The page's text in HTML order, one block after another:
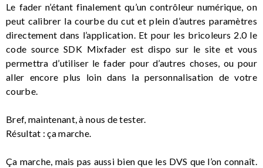
Le fader n’étant finalement qu’un contrôleur numérique, on
peut calibrer la courbe du cut et plein d’autres paramètres
directement dans l’application. Et pour les bricoleurs 2.0 le
code source SDK Mixfader est dispo sur le site et vous
permettra d’utiliser le fader pour d’autres choses, ou pour
aller encore plus loin dans la personnalisation de votre
courbe.
Bref, maintenant, à nous de tester.
Résultat : ça marche.
Ça marche, mais pas aussi bien que les DVS que l’on connaît.